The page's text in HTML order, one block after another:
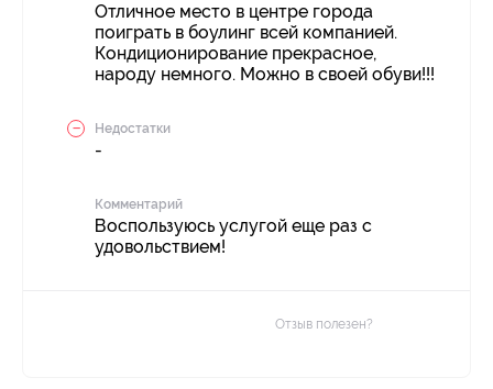
Отличное место в центре города
поиграть в боулинг всей компанией.
Кондиционирование прекрасное,
народу немного. Можно в своей обуви!!!
Недостатки
-
Комментарий
Воспользуюсь услугой еще раз с
удовольствием!
Отзыв полезен?